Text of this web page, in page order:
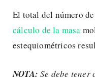
El total del número
cálculo de la masa
estequiométricos
NOTA: Se debe tener